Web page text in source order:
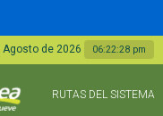
de 2026 06:22:29 pm
RUTAS DEL SISTEMA